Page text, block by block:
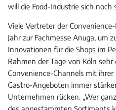
will die Food-Industrie sich noch
Viele Vertreter der
Jahr zur Fachmesse Anuga, um
Innovationen für die Shops im
Rahmen der Tage von Köln sehr
Convenience-Channels mit
Gastro-Angeboten immer
Unternehmen rücken. „Wer